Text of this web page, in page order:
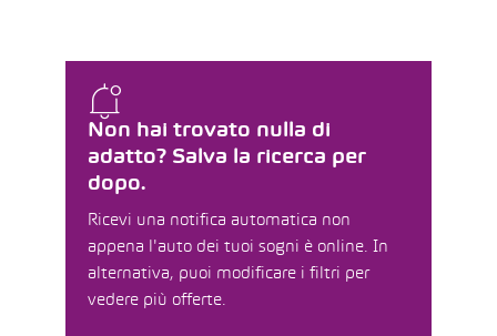
Non hai trovato nulla di
adatto? Salva la ricerca per
dopo.
Ricevi una notifica automatica non
appena l'auto dei tuoi sogni è online. In
alternativa, puoi modificare i filtri per
vedere più offerte.